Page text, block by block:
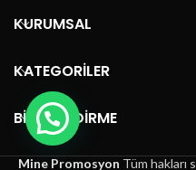
KURUMSAL
KATEGORİLER
BİLGİLENDİRME
Mine Promosyon Tüm hakları